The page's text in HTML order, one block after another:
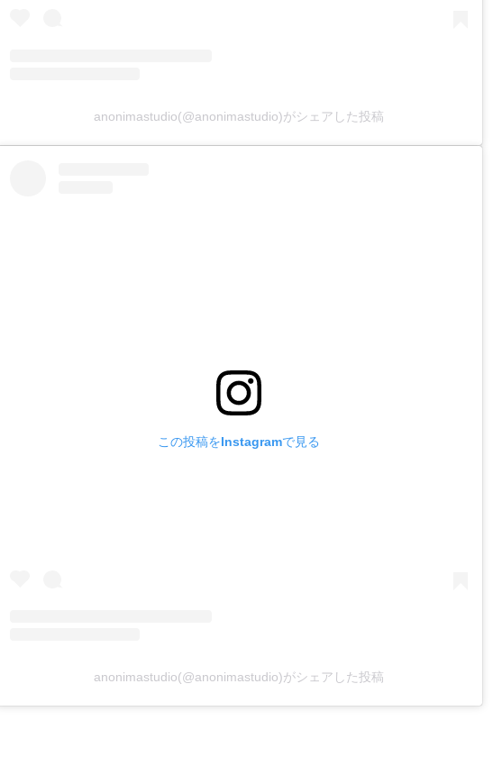
anonimastudio(@anonimastudio)がシェアした投稿
この投稿をInstagramで見る
anonimastudio(@anonimastudio)がシェアした投稿